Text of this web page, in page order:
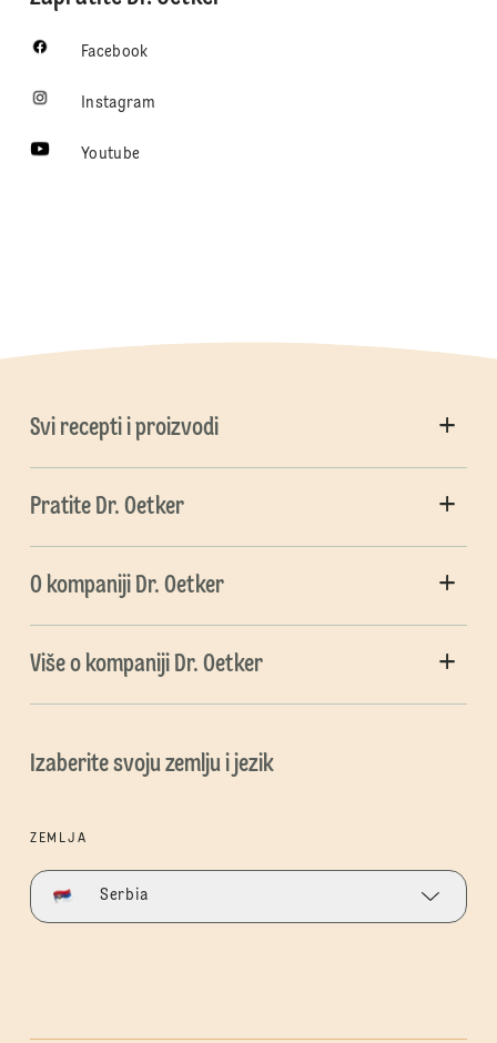
Facebook
Instagram
Youtube
Svi recepti i proizvodi
Pratite Dr. Oetker
O kompaniji Dr. Oetker
Više o kompaniji Dr. Oetker
Izaberite svoju zemlju i jezik
ZEMLJA
Serbia